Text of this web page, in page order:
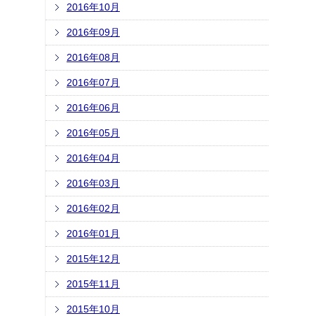
2016年10月
2016年09月
2016年08月
2016年07月
2016年06月
2016年05月
2016年04月
2016年03月
2016年02月
2016年01月
2015年12月
2015年11月
2015年10月